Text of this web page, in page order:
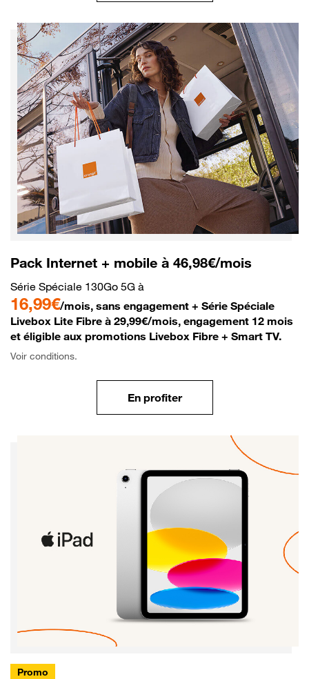
Pack Internet + mobile à 46,98€/mois
Série Spéciale 130Go 5G à
16,99€/mois, sans engagement + Série Spéciale
Livebox Lite Fibre à 29,99€/mois, engagement 12 mois
et éligible aux promotions Livebox Fibre + Smart TV.
Voir conditions.
En profiter
Promo